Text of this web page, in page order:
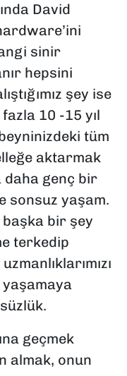
David
sinir
hepsini
şey ise
fazla 10 -15 yıl
tüm
aktarmak
daha genç bir
sonsuz yaşam.
başka bir şey
terkedip
geçmek
almak, onun